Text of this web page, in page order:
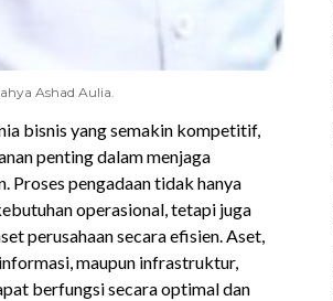
Ashad Aulia.
bisnis yang semakin kompetitif,
penting dalam menjaga
Proses pengadaan tidak hanya
operasional, tetapi juga
perusahaan secara efisien. Aset,
maupun infrastruktur,
berfungsi secara optimal dan